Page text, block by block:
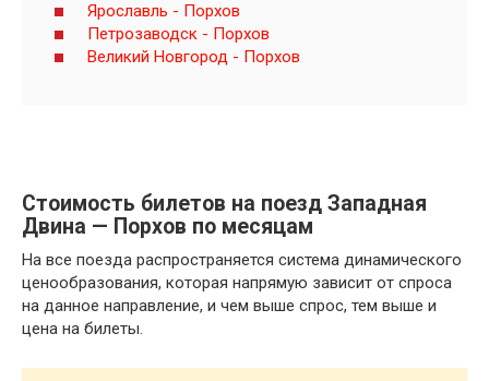
Ярославль - Порхов
Петрозаводск - Порхов
Великий Новгород - Порхов
Стоимость билетов на поезд Западная
Двина — Порхов по месяцам
На все поезда распространяется система динамического
ценообразования, которая напрямую зависит от спроса
на данное направление, и чем выше спрос, тем выше и
цена на билеты.